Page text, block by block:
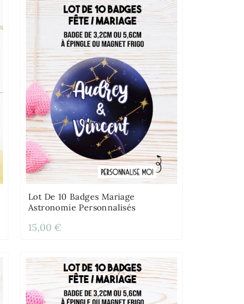
Lot De 10 Badges Mariage
Astronomie Personnalisés
15,00 €